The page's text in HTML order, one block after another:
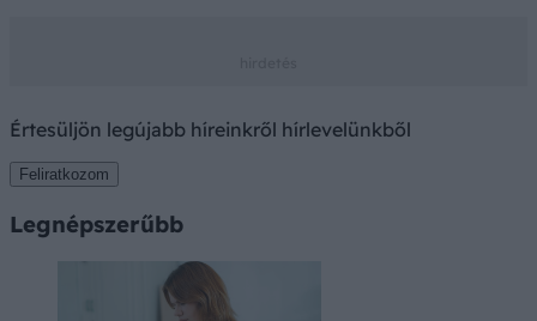
Értesüljön legújabb híreinkről hírlevelünkből
Feliratkozom
Legnépszerűbb